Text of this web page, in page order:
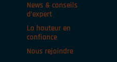
News & conseils
d’expert
La hauteur en
confiance
Nous rejoindre